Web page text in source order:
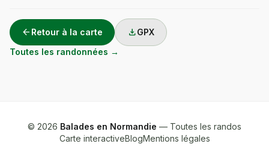
arrow_back Retour à la carte downloadGPX
Toutes les randonnées →
© 2026 Balades en Normandie — Toutes les randos
Carte interactiveBlogMentions légales